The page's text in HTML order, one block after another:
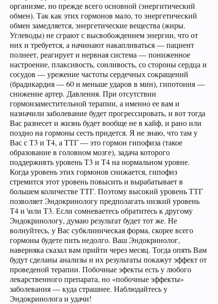
организме, но прежде всего основной (энергитический
обмен). Так как этих гормонов мало, то энергетический
обмен замедляется, энергетические вещества (жиры.
Углеводы) не сграют с высвобождением энергии, что от
них и требуется, а начинают накапливаться — пациент
полнеет, реагирует и нервная система — пониженное
настроение, плаксивость, сонливость, со стороны сердца и
сосудов — урежение частоты сердечных сокращений
(брадикардия — 60 и меньше ударов в мин), гипотония —
снижение артер. Давления. При отсутствии
гормонзаместительной терапии, а именно ее вам и
назначили заболевание будет прогрессировать, и вот тогда
Вас разнесет и жизнь будет вообще не в кайф, и рано или
поздно на гормоны сесть придется. Я не знаю, что там у
Вас с Т3 и Т4, а ТТГ — это гормон гипофиза (такое
образование в головном мозге), задача которого
поддерживть уровень Т3 и Т4 на нормальном уровне.
Когда уровень этих гормонов снижается, гипофиз
стремится этот уровень повысить и вырабатывает в
большем количестве ТТГ. Поэтому высокий уровень ТТГ
позволяет Эндокринологу предполагать низкий уровень
Т4 и \или Т3. Если сомневаетесь обратитесь к другому
Эндокринологу, думаю результат будет тот же. Не
волнуйтесь, у Вас субклиническая форма, скорее всего
гормоны будете пить недолго. Ваш Эндокринолог,
наверняка сказал вам прийти через месяц. Тогда опять Вам
будут сделаны анализы и их результаты покажут эффект от
проведеной терапии. Побочные эфекты есть у любого
лекарственного препарата, но «побочные эффекты»
заболевания — куда страшнее. Наблюдайтесь у
Эндокринолога и удачи!